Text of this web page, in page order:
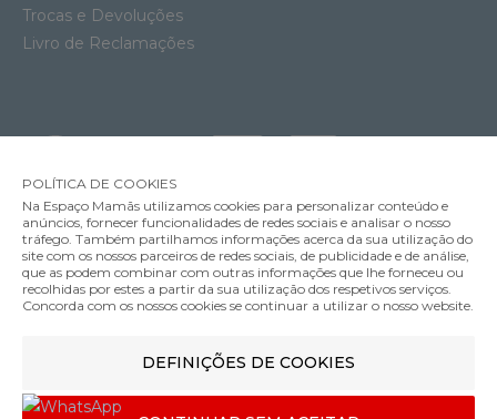
Trocas e Devoluções
Livro de Reclamações
MÉTODOS DE ENVIO
MÉTODOS DE PAGAMENTO
POLÍTICA DE COOKIES
Na Espaço Mamãs utilizamos cookies para personalizar conteúdo e
anúncios, fornecer funcionalidades de redes sociais e analisar o nosso
tráfego. Também partilhamos informações acerca da sua utilização do
site com os nossos parceiros de redes sociais, de publicidade e de análise,
que as podem combinar com outras informações que lhe forneceu ou
recolhidas por estes a partir da sua utilização dos respetivos serviços.
Concorda com os nossos cookies se continuar a utilizar o nosso website.
DEFINIÇÕES DE COOKIES